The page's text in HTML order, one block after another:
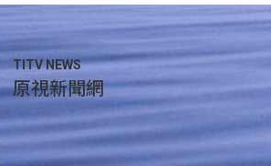
TITV NEWS
原視新聞網